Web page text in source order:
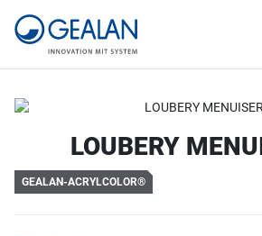
LOUBERY
GEALAN-ACRYLCOLOR®